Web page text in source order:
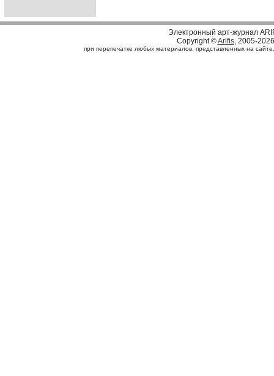
Электронный арт-журнал
Copyright ©Arifis, 2005-2026
при перепечатке любых материалов, представленных на